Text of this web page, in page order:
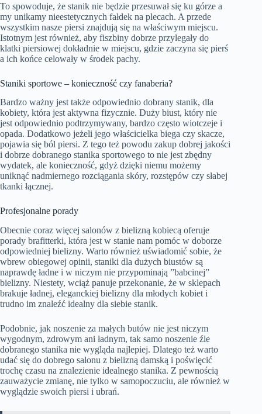
To spowoduje, że stanik nie będzie przesuwał się ku górze a
my unikamy nieestetycznych fałdek na plecach. A przede
wszystkim nasze piersi znajdują się na właściwym miejscu.
Istotnym jest również, aby fiszbiny dobrze przylegały do
klatki piersiowej dokładnie w miejscu, gdzie zaczyna się pierś
a ich końce celowały w środek pachy.
Staniki sportowe – konieczność czy fanaberia?
Bardzo ważny jest także odpowiednio dobrany stanik, dla
kobiety, która jest aktywna fizycznie. Duży biust, który nie
jest odpowiednio podtrzymywany, bardzo często wiotczeje i
opada. Dodatkowo jeżeli jego właścicielka biega czy skacze,
pojawia się ból piersi. Z tego też powodu zakup dobrej jakości
i dobrze dobranego stanika sportowego to nie jest zbędny
wydatek, ale konieczność, gdyż dzięki niemu możemy
uniknąć nadmiernego rozciągania skóry, rozstępów czy słabej
tkanki łącznej.
Profesjonalne porady
Obecnie coraz więcej salonów z bielizną kobiecą oferuje
porady brafitterki, która jest w stanie nam pomóc w doborze
odpowiedniej bielizny. Warto również uświadomić sobie, że
wbrew obiegowej opinii, staniki dla dużych biustów są
naprawdę ładne i w niczym nie przypominają ”babcinej”
bielizny. Niestety, wciąż panuje przekonanie, że w sklepach
brakuje ładnej, eleganckiej bielizny dla młodych kobiet i
trudno im znaleźć idealny dla siebie stanik.
Podobnie, jak noszenie za małych butów nie jest niczym
wygodnym, zdrowym ani ładnym, tak samo noszenie źle
dobranego stanika nie wygląda najlepiej. Dlatego też warto
udać się do dobrego salonu z bielizną damską i poświęcić
trochę czasu na znalezienie idealnego stanika. Z pewnością
zauważycie zmianę, nie tylko w samopoczuciu, ale również w
wyglądzie swoich piersi i ubrań.